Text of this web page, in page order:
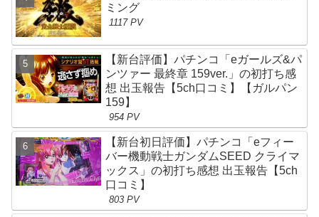
ミング
1117 PV
【新台評価】パチンコ「eガールズ&パ
ンツァー 最終章 159ver.」の初打ち感
想 出玉報告【5ch口コミ】【ガルパン
159】
954 PV
【新台初日評価】パチンコ「eフィー
バー機動戦士ガンダムSEED クライマ
ックス」の初打ち感想 出玉報告【5ch
口コミ】
803 PV